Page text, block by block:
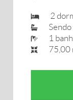
2
1
75,00